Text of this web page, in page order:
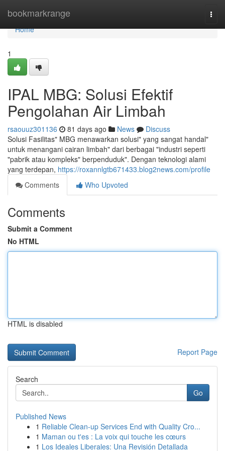
bookmarkrange
Home
Home
1
IPAL MBG: Solusi Efektif
Pengolahan Air Limbah
rsaouuz301136 81 days ago News
Discuss
Solusi Fasilitas" MBG menawarkan solusi" yang sangat handal"
untuk menangani cairan limbah" dari berbagai "industri seperti
"pabrik atau kompleks" berpenduduk". Dengan teknologi alami
yang terdepan, https://roxannlgtb671433.blog2news.com/profile
Comments
Who Upvoted
Comments
Submit a Comment
No HTML
HTML is disabled
Report Page
Search
Go
Published News
1 Reliable Clean-up Services End with Quality Cro...
1 Maman ou t'es : La voix qui touche les cœurs
1 Los Ideales Liberales: Una Revisión Detallada